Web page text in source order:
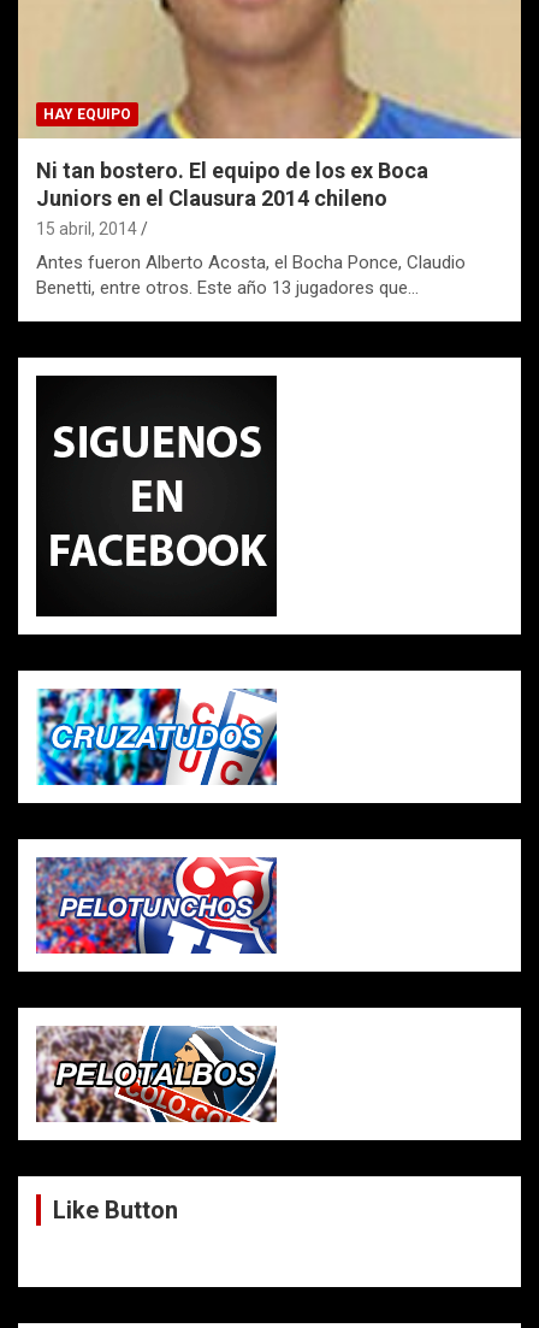
HAY EQUIPO
Ni tan bostero. El equipo de los ex Boca
Juniors en el Clausura 2014 chileno
15 abril, 2014
Antes fueron Alberto Acosta, el Bocha Ponce, Claudio
Benetti, entre otros. Este año 13 jugadores que…
Like Button